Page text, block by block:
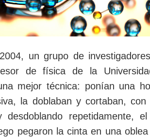
un grupo de
de física de la
mejor técnica: ponían una
la doblaban y cortaban,
desdoblando repetidamente,
pegaron la cinta en una